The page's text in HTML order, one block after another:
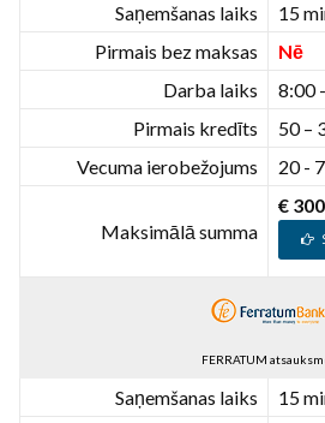
Saņemšanas laiks
15
Pirmais bez maksas
Nē
Darba laiks
8:00
Pirmais kredīts
50 –
Vecuma ierobežojums
20 -
Maksimālā summa
€
FERRATUM
Saņemšanas laiks
15